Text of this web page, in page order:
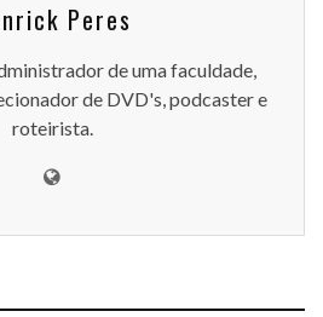
Peres
de uma faculdade,
de DVD's, podcaster e
roteirista.